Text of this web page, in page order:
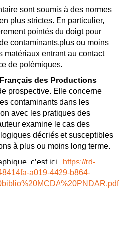
sont soumis à des normes
plus strictes. En particulier,
pointés du doigt pour
contaminants,plus ou moins
matériaux entrant au contact
de polémiques.
des Productions
prospective. Elle concerne
contaminants dans les
avec les pratiques des
examine le cas des
décriés et susceptibles
à plus ou moins long terme.
c’est ici : https://rd-
a019-4429-b864-